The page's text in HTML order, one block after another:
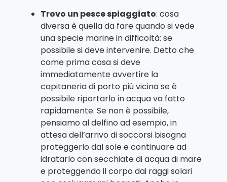
Trovo un pesce spiaggiato: cosa
diversa è quella da fare quando si vede
una specie marine in difficoltà: se
possibile si deve intervenire. Detto che
come prima cosa si deve
immediatamente avvertire la
capitaneria di porto più vicina se è
possibile riportarlo in acqua va fatto
rapidamente. Se non è possibile,
pensiamo al delfino ad esempio, in
attesa dell’arrivo di soccorsi bisogna
proteggerlo dal sole e continuare ad
idratarlo con secchiate di acqua di mare
e proteggendo il corpo dai raggi solari